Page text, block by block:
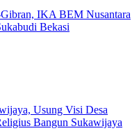
IKA BEM Nusantara
Bekasi
Usung Visi Desa
Bangun Sukawijaya